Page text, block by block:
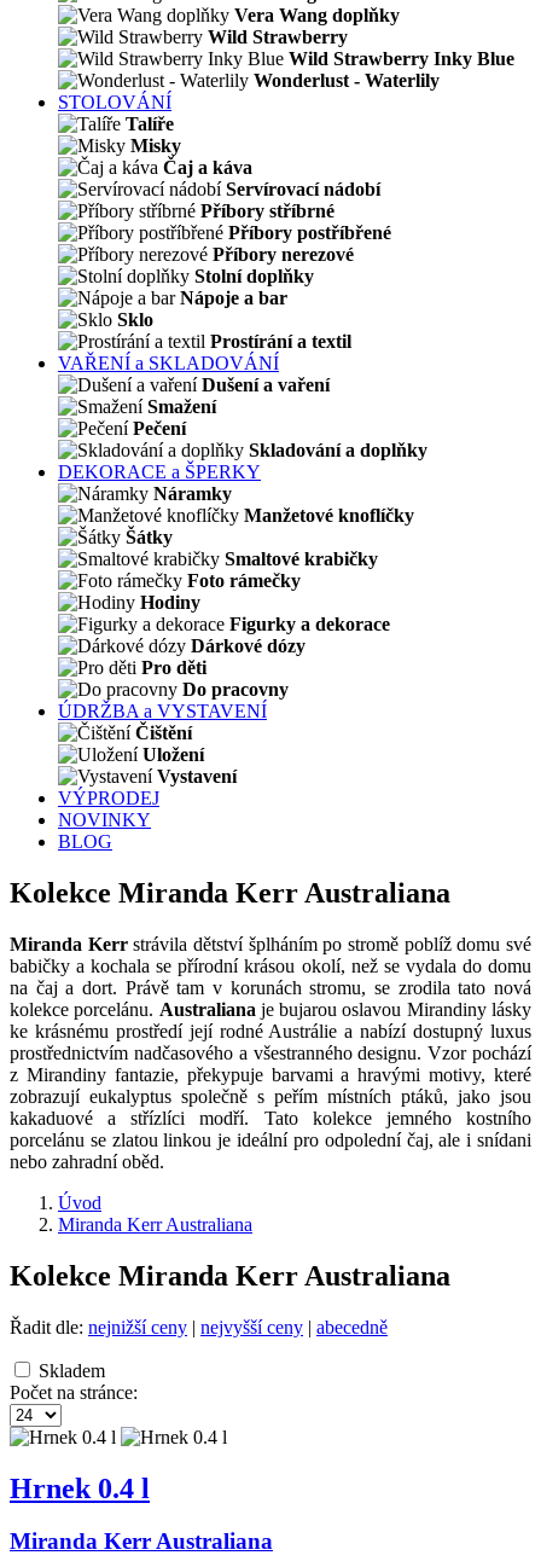
Vera Wang doplňky
Wild Strawberry
Wild Strawberry Inky Blue
Wonderlust - Waterlily
STOLOVÁNÍ
Talíře
Misky
Čaj a káva
Servírovací nádobí
Příbory stříbrné
Příbory postříbřené
Příbory nerezové
Stolní doplňky
Nápoje a bar
Sklo
Prostírání a textil
VAŘENÍ a SKLADOVÁNÍ
Dušení a vaření
Smažení
Pečení
Skladování a doplňky
DEKORACE a ŠPERKY
Náramky
Manžetové knoflíčky
Šátky
Smaltové krabičky
Foto rámečky
Hodiny
Figurky a dekorace
Dárkové dózy
Pro děti
Do pracovny
ÚDRŽBA a VYSTAVENÍ
Čištění
Uložení
Vystavení
VÝPRODEJ
NOVINKY
BLOG
Kolekce Miranda Kerr Australiana
Miranda Kerrstrávila dětství šplháním po stromě poblíž domu své
babičky a kochala se přírodní krásou okolí, než se vydala do domu
na čaj a dort. Právě tam v korunách stromu, se zrodila tato nová
kolekce porcelánu. Australiana je bujarou oslavou Mirandiny lásky
ke krásnému prostředí její rodné Austrálie a nabízí dostupný luxus
prostřednictvím nadčasového a všestranného designu. Vzor pochází
z Mirandiny fantazie, překypuje barvami a hravými motivy, které
zobrazují eukalyptus společně s peřím místních ptáků, jako jsou
kakaduové a střízlíci modří. Tato kolekce jemného kostního
porcelánu se zlatou linkou je ideální pro odpolední čaj, ale i snídani
nebo zahradní oběd.
Úvod
Miranda Kerr Australiana
Kolekce Miranda Kerr Australiana
Řadit dle: nejnižší ceny | nejvyšší ceny | abecedně
Skladem
Počet na stránce:
Hrnek 0.4 l
Miranda Kerr Australiana